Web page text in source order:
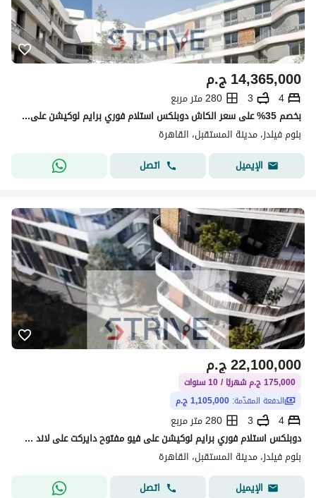
ج.م14,365,000
4
3
280 متر مربع
بخصم 35% على سعر الكاش دوبلكس استلام فوري برايم لوكيشن على فيو مفتوح دايركت على لاند سكيب في كمبوند "بلوم فيلدز" (Bloom Fields)
بلوم فيلدز، مدينة المستقبل، القاهرة
الإيميل
اتصل
ج.م22,100,000
175,000 ج.م شهريًا / 10 سنوات
الدفعة المقدّمة: 1,105,000 ج.م
4
3
280 متر مربع
دوبلكس استلام فوري برايم لوكيشن على فيو مفتوح دايركت على لاند سكيب بمقدم 5% و المتبقي اقساط على 10 سنوات في كمبوند "بلوم فيلدز" (Bloom Fields)
بلوم فيلدز، مدينة المستقبل، القاهرة
الإيميل
اتصل